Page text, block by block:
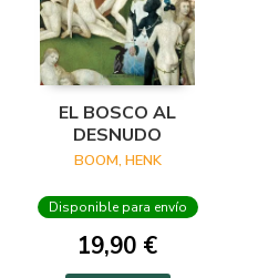
EL BOSCO AL
DESNUDO
BOOM, HENK
Disponible para envío
19,90 €